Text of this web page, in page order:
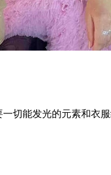
能发光的元素和衣服